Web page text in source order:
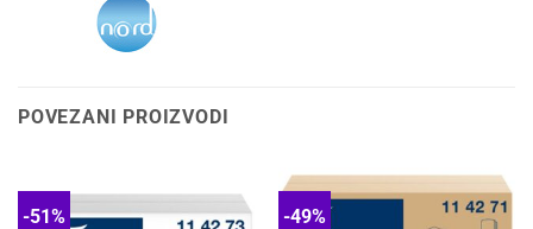
POVEZANI PROIZVODI
-51% -49%